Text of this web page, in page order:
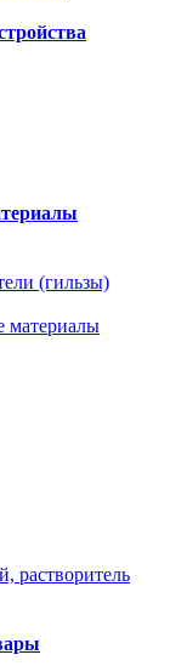
(гильзы)
материалы
растворитель